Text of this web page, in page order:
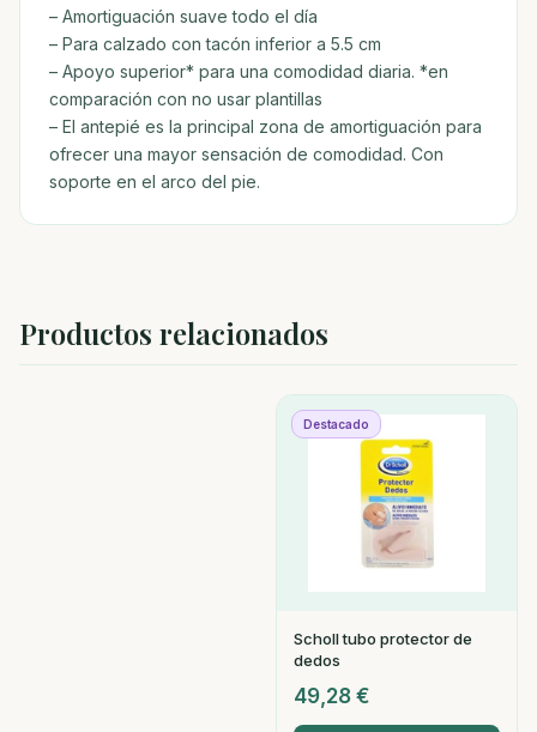
– Amortiguación suave todo el día
– Para calzado con tacón inferior a 5.5 cm
– Apoyo superior* para una comodidad diaria. *en
comparación con no usar plantillas
– El antepié es la principal zona de amortiguación para
ofrecer una mayor sensación de comodidad. Con
soporte en el arco del pie.
Productos relacionados
Destacado
Scholl tubo protector de
dedos
49,28 €